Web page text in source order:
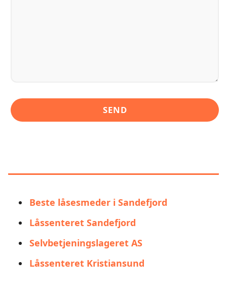
Beste låsesmeder i Sandefjord
Låssenteret Sandefjord
Selvbetjeningslageret AS
Låssenteret Kristiansund